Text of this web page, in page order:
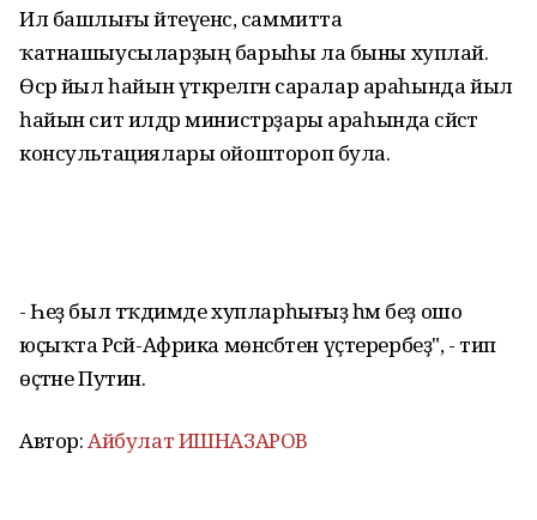
Ил башлығы әйтеүенсә, саммитта
ҡатнашыусыларҙың барыһы ла быны хуплай.
Өсәр йыл һайын үткәрелгән саралар араһында йыл
һайын сит илдәр министрҙары араһында сәйәсәт
консультациялары ойоштороп була.
- Һеҙ был тәҡдимде хупларһығыҙ һәм беҙ ошо
юҫыҡта Рәсәй-Африка мөнәсәбәтен үҫтерербеҙ", - тип
өҫтәне Путин.
Автор:Айбулат ИШНАЗАРОВ